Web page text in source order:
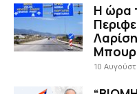
H ώρα
10